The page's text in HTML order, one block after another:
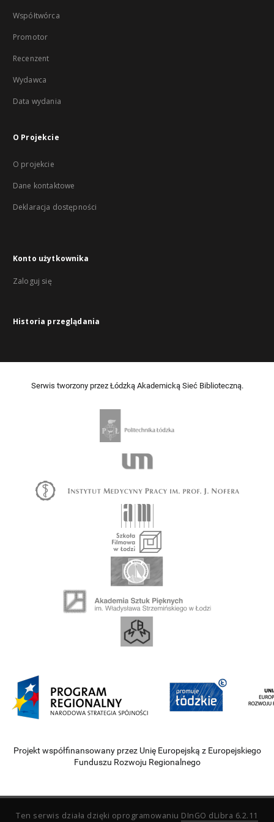
Współtwórca
Promotor
Recenzent
Wydawca
Data wydania
O Projekcie
O projekcie
Dane kontaktowe
Deklaracja dostępności
Konto użytkownika
Zaloguj się
Historia przeglądania
Serwis tworzony przez Łódzką Akademicką Sieć Biblioteczną.
Projekt współfinansowany przez Unię Europejską z Europejskiego
Funduszu Rozwoju Regionalnego
Ten serwis działa dzięki oprogramowaniu DInGO dLibra 6.2.11